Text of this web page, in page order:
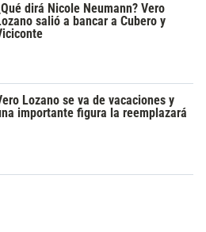
dirá Nicole Neumann? Vero
salió a bancar a Cubero y
Lozano se va de vacaciones y
importante figura la reemplazará